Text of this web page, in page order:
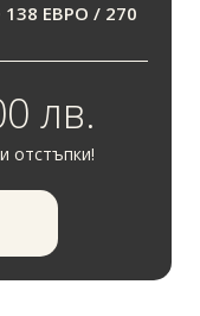
ЕВРО / 270
лв.
отстъпки!